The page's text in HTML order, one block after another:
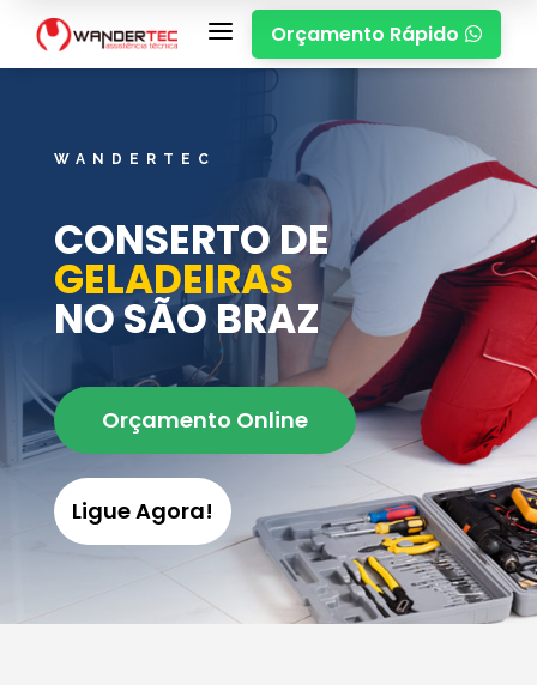
a Orçamento Rápido 
WANDERTEC
CONSERTO DE
GELADEIRAS
NO SÃO BRAZ
Orçamento Online
Ligue Agora!